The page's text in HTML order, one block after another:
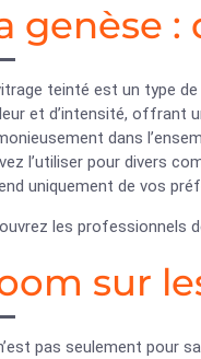
genèse :
teinté est un type
et d’intensité, offrant
dans
l’utiliser pour divers
uniquement de vos
les professionnels
sur
pas seulement pour